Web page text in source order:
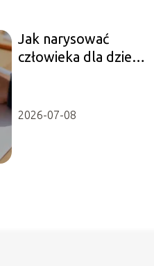
Jak narysować
człowieka dla dzieci
2026-07-08